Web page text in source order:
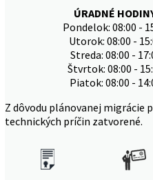
ÚRADNÉ
Pondelok: 08:00 -
Utorok: 08:00 -
Streda: 08:00 -
Štvrtok: 08:00 -
Piatok: 08:00 -
Z dôvodu plánovanej migrácie
technických príčin zatvorené.